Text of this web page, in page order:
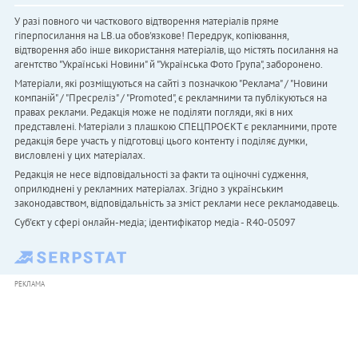
У разі повного чи часткового відтворення матеріалів пряме
гіперпосилання на LB.ua обов'язкове! Передрук, копіювання,
відтворення або інше використання матеріалів, що містять посилання на
агентство "Українськi Новини" й "Українська Фото Група", заборонено.
Матеріали, які розміщуються на сайті з позначкою "Реклама" / "Новини
компаній" / "Пресреліз" / "Promoted", є рекламними та публікуються на
правах реклами. Редакція може не поділяти погляди, які в них
представлені. Матеріали з плашкою СПЕЦПРОЄКТ є рекламними, проте
редакція бере участь у підготовці цього контенту і поділяє думки,
висловлені у цих матеріалах.
Редакція не несе відповідальності за факти та оціночні судження,
оприлюднені у рекламних матеріалах. Згідно з українським
законодавством, відповідальність за зміст реклами несе рекламодавець.
Cуб'єкт у сфері онлайн-медіа; ідентифікатор медіа - R40-05097
РЕКЛАМА